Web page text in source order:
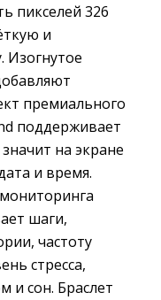
пикселей 326
и
Изогнутое
премиального
поддерживает
на экране
и время.
шаги,
частоту
стресса,
и сон. Браслет